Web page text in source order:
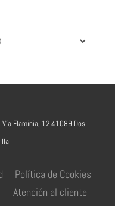
Vía Flaminia, 12 41089 Dos
Política de Cookies
Atención al cliente